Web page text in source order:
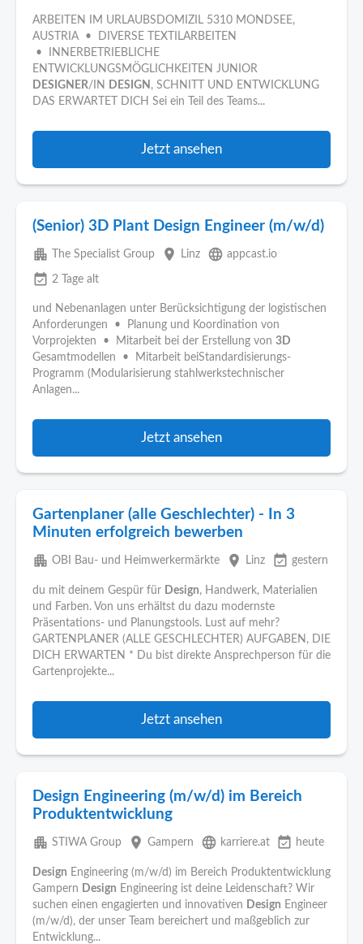
ARBEITEN IM URLAUBSDOMIZIL 5310 MONDSEE,
AUSTRIA • DIVERSE TEXTILARBEITEN
• INNERBETRIEBLICHE
ENTWICKLUNGSMÖGLICHKEITEN JUNIOR
DESIGNER/IN DESIGN , SCHNITT UND ENTWICKLUNG
DAS ERWARTET DICH Sei ein Teil des Teams...
Jetzt ansehen
(Senior) 3D Plant Design Engineer (m/w/d)
apartment The Specialist Group place Linz language appcast.io
event_available 2 Tage alt
und Nebenanlagen unter Berücksichtigung der logistischen
Anforderungen • Planung und Koordination von
Vorprojekten • Mitarbeit bei der Erstellung von 3D
Gesamtmodellen • Mitarbeit beiStandardisierungs-
Programm (Modularisierung stahlwerkstechnischer
Anlagen...
Jetzt ansehen
Gartenplaner (alle Geschlechter) - In 3
Minuten erfolgreich bewerben
apartment OBI Bau- und Heimwerkermärkte place Linz event_available gestern
du mit deinem Gespür für Design, Handwerk, Materialien
und Farben. Von uns erhältst du dazu modernste
Präsentations- und Planungstools. Lust auf mehr?
GARTENPLANER (ALLE GESCHLECHTER) AUFGABEN, DIE
DICH ERWARTEN * Du bist direkte Ansprechperson für die
Gartenprojekte...
Jetzt ansehen
Design Engineering (m/w/d) im Bereich
Produktentwicklung
apartment STIWA Group place Gampern language karriere.at event_available heute
Design Engineering (m/w/d) im Bereich Produktentwicklung
Gampern Design Engineering ist deine Leidenschaft? Wir
suchen einen engagierten und innovativen Design Engineer
(m/w/d), der unser Team bereichert und maßgeblich zur
Entwicklung...